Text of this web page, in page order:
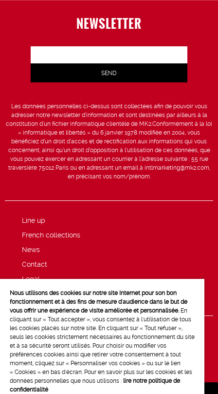
NEWSLETTER
Les données personnelles ci-dessus sont collectées afin de pouvoir vous
adresser notre newsletter d’information et sont destinées par ailleurs à la
constitution d’un fichier informatique clientèle de MK2.Conformément à la loi
« informatique et libertés » du 6 janvier 1978 modifiée en 2004, vous
bénéficiez d’un droit d’accès et de rectification aux informations qui vous
concernent, ainsi qu’un droit d’opposition à l’utilisation de ces données, que
vous pouvez exercer en adressant un courrier à l’adresse suivante : 55 rue
traversière 75012 Paris ou en adressant un email à intlmarketing@mk2.com,
en précisant vos nom/prénom.
Line up
French collections
News
Contact
Legal
Privacy and cookie policy
Nous utilisons des cookies sur notre site Internet pour son bon
fonctionnement et à des fins de mesure d'audience dans le but de
vous offrir une expérience de visite améliorée et personnalisée. En
cliquant sur « Tout accepter », vous consentez à l'utilisation de tous
les cookies placés sur notre site. En cliquant sur « Tout refuser »,
seuls les cookies strictement nécessaires au fonctionnement du site
et à sa sécurité seront utilisés. Pour choisir ou modifier vos
préférences cookies ainsi que retirer votre consentement à tout
moment, cliquez sur « Personnaliser vos cookies » ou sur le lien
« Cookies » en bas d'écran. Pour en savoir plus sur les cookies et les
données personnelles que nous utilisons : lire notre politique de
confidentialité